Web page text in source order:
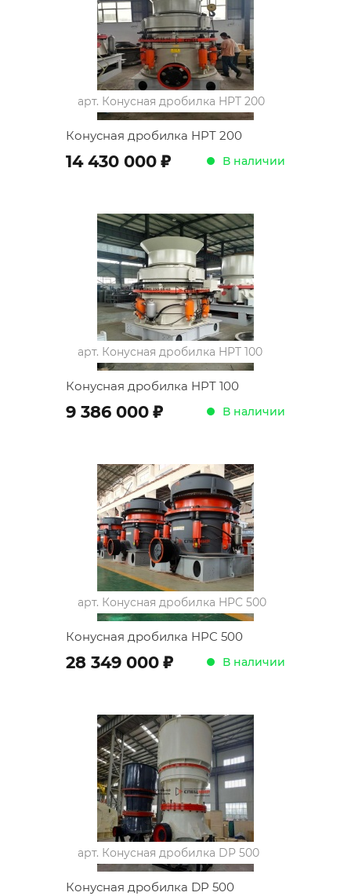
арт. Конусная дробилка HPT 200
Конусная дробилка HPT 200
14 430 000 ; В наличии
арт. Конусная дробилка HPT 100
Конусная дробилка HPT 100
9 386 000 ; В наличии
арт. Конусная дробилка HPC 500
Конусная дробилка HPC 500
28 349 000 ; В наличии
арт. Конусная дробилка DP 500
Конусная дробилка DP 500